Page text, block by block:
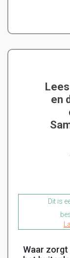
en
Dit is
Waar zorgt